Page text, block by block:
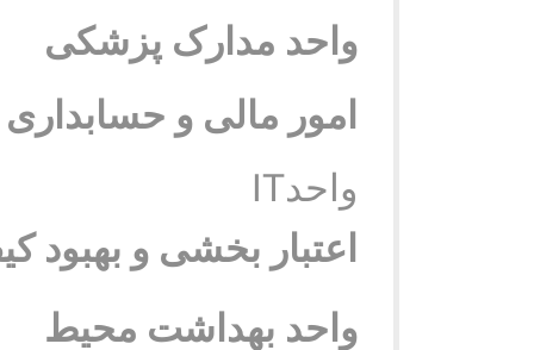
واحد مدارک پزشکی
امور مالی و حسابداری
واحدIT
اعتبار بخشی و بهبود
واحد بهداشت محیط